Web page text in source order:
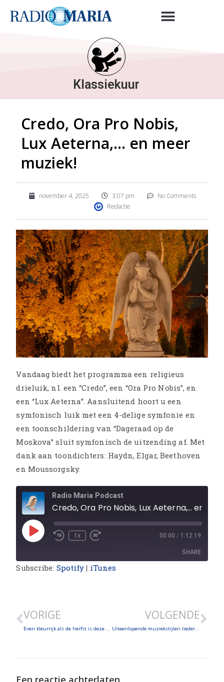
Klassiekuur
Credo, Ora Pro Nobis,
Lux Aeterna,… en meer
muziek!
november 4, 2025 3:07 pm
No Comments
Redactie
Vandaag biedt het programma een religieus
drieluik, nl. een “Credo”, een “Ora Pro Nobis”, en
een “Lux Aeterna”. Aansluitend hoort u een
symfonisch luik met een 4-delige symfonie en
een toonschildering van “Dageraad op de
Moskova” sluit symfonisch de uitzending af. Met
dank aan toondichters: Haydn, Elgar, Beethoven
en Moussorgsky.
Radio Maria Podcast
1x 00:00 / 1:12:19
SHARE
Subscribe: Spotify | iTunes
VORIGE
Even kleurrijk als de herfst is deze uitzending
VOLGENDE
Uiteenlopende muziekstijlen liederen
Een reactie achterlaten